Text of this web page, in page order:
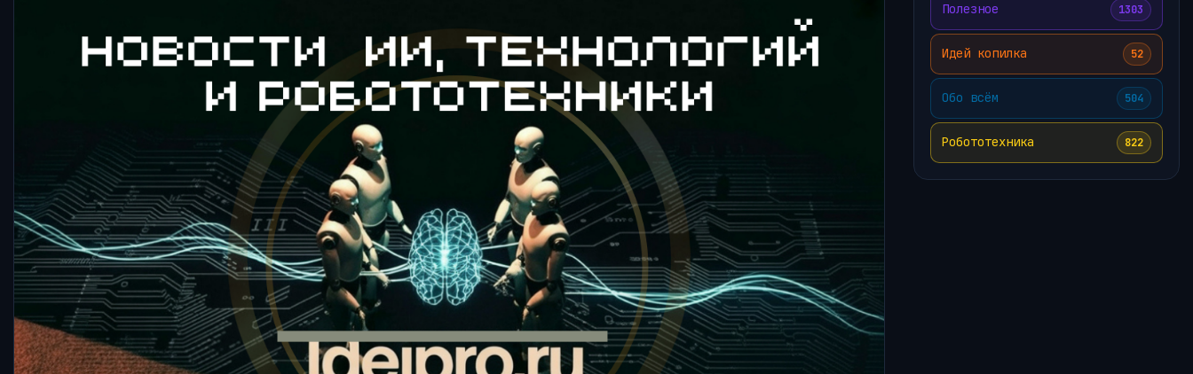
Полезное 1303
Идей копилка 52
Обо всём 504
Робототехника 822